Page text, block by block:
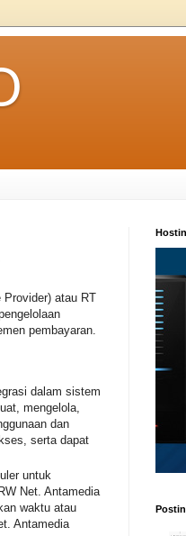
atau RT
pembayaran.
dalam sistem
mengelola,
dan
serta dapat
untuk
Net. Antamedia
waktu atau
Antamedia